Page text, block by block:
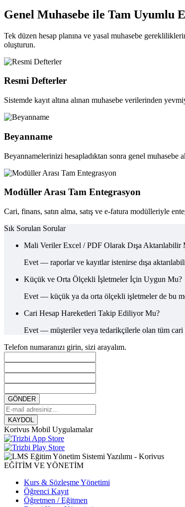
Genel Muhasebe ile Tam Uyumlu
Tek düzen hesap planına ve yasal muhasebe
oluşturun.
Resmi Defterler
Sistemde kayıt altına alınan muhasebe verilerinden
Beyanname
Beyannamelerinizi hesapladıktan sonra genel muhasebe
Modüller Arası Tam Entegrasyon
Cari, finans, satın alma, satış ve e-fatura modülleriyle
Sık Sorulan Sorular
Mali Veriler Excel / PDF Olarak Dışa Aktarılabilir
Evet — raporlar ve kayıtlar istenirse dışa
Küçük ve Orta Ölçekli İşletmeler İçin Uygun Mu?
Evet — küçük ya da orta ölçekli işletmeler de bu
Cari Hesap Hareketleri Takip Ediliyor Mu?
Evet — müşteriler veya tedarikçilerle olan tüm
Telefon numaranızı girin, sizi arayalım.
GÖNDER
KAYDOL
Korivus Mobil Uygulamalar
EĞİTİM VE YÖNETİM
Kurs & Sözleşme Yönetimi
Öğrenci Kayıt
Öğretmen / Eğitmen